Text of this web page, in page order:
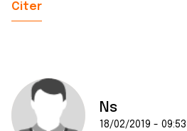
Citer
Ns
18/02/2019 - 09:53